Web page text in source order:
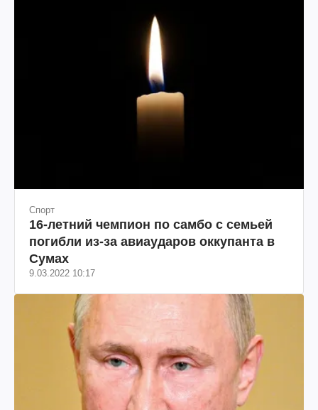
Спорт
16-летний чемпион по самбо с семьей
погибли из-за авиаударов оккупанта в
Сумах
9.03.2022 10:17